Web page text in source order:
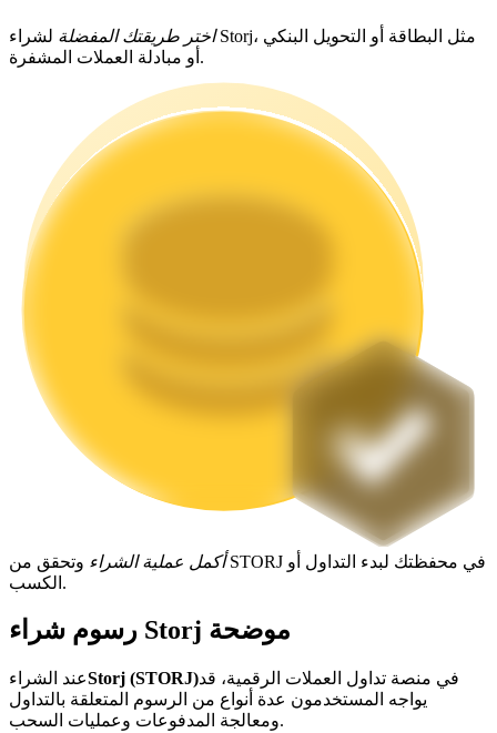
خنزير الطاقة
احصل على مكافآت تنافسية يوميًا
Launchpool
الرهان المرن لكسب العملات الرقمية الشهيرة
اختر طريقتك المفضلة لشراء Storj، مثل البطاقة أو التحويل البنكي
أو مبادلة العملات المشفرة.
أكمل عملية الشراء وتحقق من STORJ في محفظتك لبدء التداول أو
الكسب.
رسوم شراء Storj موضحة
عند الشراءStorj (STORJ)في منصة تداول العملات الرقمية، قد
يواجه المستخدمون عدة أنواع من الرسوم المتعلقة بالتداول
ومعالجة المدفوعات وعمليات السحب.